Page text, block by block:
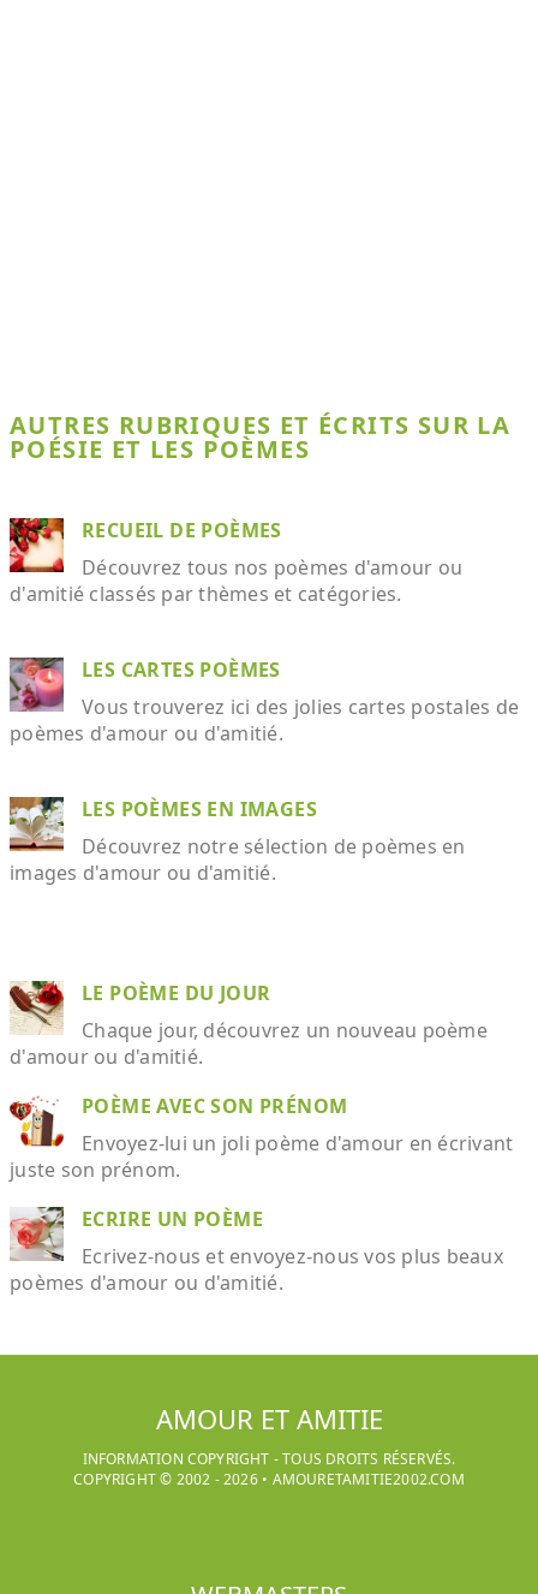
AUTRES RUBRIQUES ET ÉCRITS SUR LA
POÉSIE ET LES POÈMES
RECUEIL DE POÈMES
Découvrez tous nos poèmes d'amour ou
d'amitié classés par thèmes et catégories.
LES CARTES POÈMES
Vous trouverez ici des jolies cartes postales de
poèmes d'amour ou d'amitié.
LES POÈMES EN IMAGES
Découvrez notre sélection de poèmes en
images d'amour ou d'amitié.
LE POÈME DU JOUR
Chaque jour, découvrez un nouveau poème
d'amour ou d'amitié.
POÈME AVEC SON PRÉNOM
Envoyez-lui un joli poème d'amour en écrivant
juste son prénom.
ECRIRE UN POÈME
Ecrivez-nous et envoyez-nous vos plus beaux
poèmes d'amour ou d'amitié.
AMOUR ET AMITIE
INFORMATION COPYRIGHT - TOUS DROITS RÉSERVÉS.
COPYRIGHT © 2002 -2026• AMOURETAMITIE2002.COM